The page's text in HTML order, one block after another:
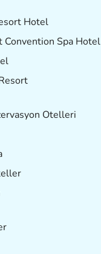
Hotel
Convention Spa Hotel
Otelleri